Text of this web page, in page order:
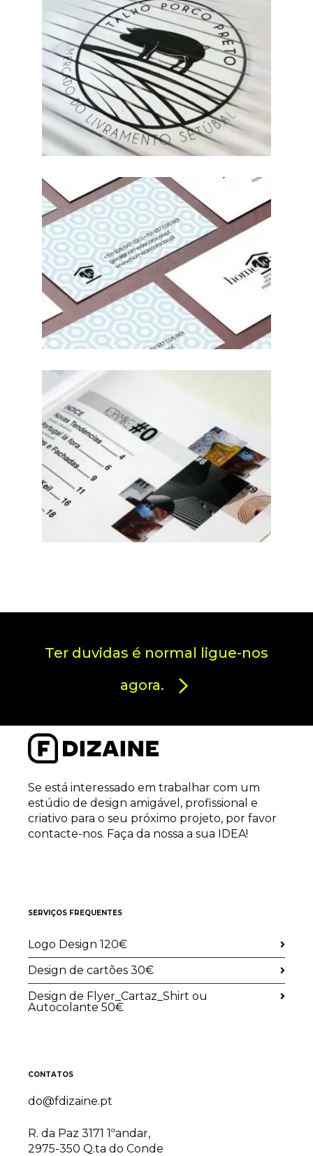
Ter duvidas é normal ligue-nos
agora.
Se está interessado em trabalhar com um
estúdio de design amigável, profissional e
criativo para o seu próximo projeto, por favor
contacte-nos. Faça da nossa a sua IDEA!
SERVIÇOS FREQUENTES
Logo Design 120€
Design de cartões 30€
Design de Flyer_Cartaz_Shirt ou
Autocolante 50€
CONTATOS
do@fdizaine.pt
R. da Paz 3171 1ºandar,
2975-350 Q.ta do Conde